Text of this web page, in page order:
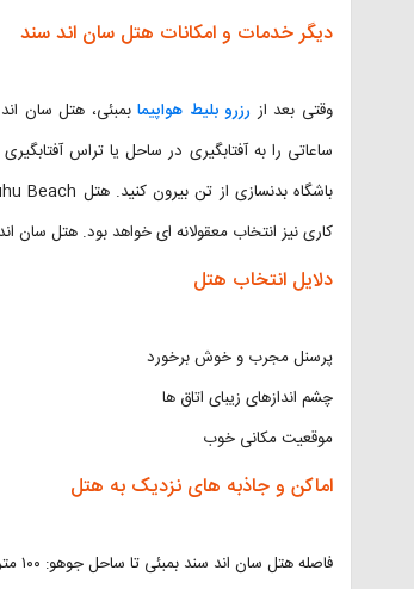
دیگر خدمات و امکانات هتل سان اند سند
وقتی بعد از رزرو بلیط هواپیمابمبئی، هتل سان
ساعاتی را به آفتابگیری در ساحل یا تراس
کاری نیز انتخاب معقولانه ای خواهد بود. هتل سان
دلایل انتخاب هتل
پرسنل مجرب و خوش برخورد
چشم اندازهای زیبای اتاق ها
موقعیت مکانی خوب
اماکن و جاذبه های نزدیک به هتل
فاصله هتل سان اند سند بمبئی تا ساحل جوهو: ۱۰۰ متر